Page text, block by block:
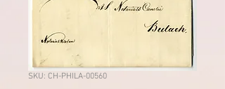
SKU: CH-PHILA-00560